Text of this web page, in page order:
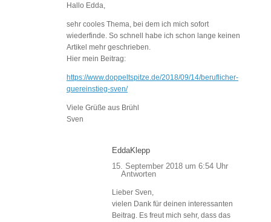
Hallo Edda,
sehr cooles Thema, bei dem ich mich sofort
wiederfinde. So schnell habe ich schon lange keinen
Artikel mehr geschrieben.
Hier mein Beitrag:
https://www.doppeltspitze.de/2018/09/14/beruflicher-
quereinstieg-sven/
Viele Grüße aus Brühl
Sven
EddaKlepp
15. September 2018 um 6:54 Uhr
Antworten
Lieber Sven,
vielen Dank für deinen interessanten
Beitrag. Es freut mich sehr, dass das